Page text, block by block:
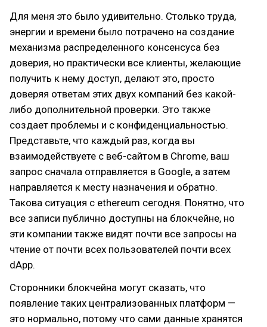
Для меня это было удивительно. Столько труда,
энергии и времени было потрачено на создание
механизма распределенного консенсуса без
доверия, но практически все клиенты, желающие
получить к нему доступ, делают это, просто
доверяя ответам этих двух компаний без какой-
либо дополнительной проверки. Это также
создает проблемы и с конфиденциальностью.
Представьте, что каждый раз, когда вы
взаимодействуете с веб-сайтом в Chrome, ваш
запрос сначала отправляется в Google, а затем
направляется к месту назначения и обратно.
Такова ситуация с ethereum сегодня. Понятно, что
все записи публично доступны на блокчейне, но
эти компании также видят почти все запросы на
чтение от почти всех пользователей почти всех
dApp.
Сторонники блокчейна могут сказать, что
появление таких централизованных платформ —
это нормально, потому что сами данные хранятся